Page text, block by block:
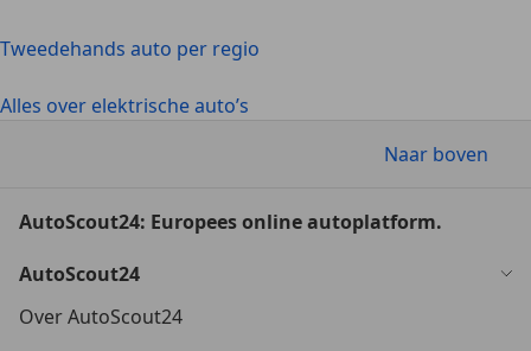
Tweedehands auto per regio
Alles over elektrische auto’s
Naar boven
AutoScout24: Europees online autoplatform.
AutoScout24
Over AutoScout24